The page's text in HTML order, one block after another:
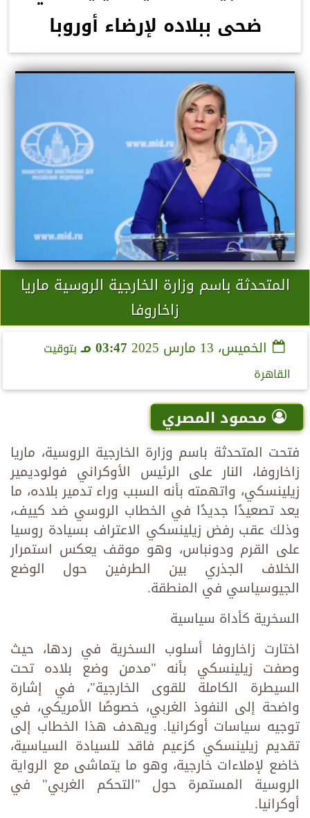
ضحى ببلاده لإرضاء أوروبا
المتحدثة باسم وزارة الخارجية الروسية ماريا
زاخاروفا
الخميس، 13 مارس 2025 03:47 مـ
بتوقيت
القاهرة
محمود المصري
فتحت المتحدثة باسم وزارة الخارجية الروسية، ماريا
زاخاروفا، النار على الرئيس الأوكراني فولوديمير
زيلينسكي، واتهمته بأنه السبب وراء تدمير بلاده، ما
يعد تصعيدًا جديدًا في الخطاب الروسي ضد كييف،
وذلك عقب رفض زيلينسكي الاعتراف بسيادة روسيا
على القرم ودونباس، وهو موقف يعكس استمرار
الخلاف الجذري بين الطرفين حول الوضع
الجيوسياسي في المنطقة.
السخرية كأداة سياسية
اختارت زاخاروفا أسلوب السخرية في ردها، حيث
وصفت زيلينسكي بأنه "مدمن وضع بلاده تحت
السيطرة الكاملة للقوى الخارجية"، في إشارة
واضحة إلى النفوذ الغربي، خصوصًا الأمريكي، في
توجيه سياسات أوكرانيا. ويهدف هذا الخطاب إلى
تقديم زيلينسكي كزعيم فاقد للسيادة السياسية،
خاضع لإملاءات خارجية، وهو ما يتماشى مع الرواية
الروسية المستمرة حول "التحكم الغربي" في
أوكرانيا.